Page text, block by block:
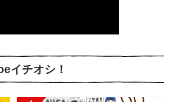
イチオシ！